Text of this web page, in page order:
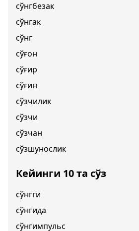
сўнгбезак
сўнгак
сўнг
сўғон
сўғир
сўғин
сўзчилик
сўзчи
сўзчан
сўзшунослик
Кейинги 10 та сўз
сўнгги
сўнгида
сўнгимпульс